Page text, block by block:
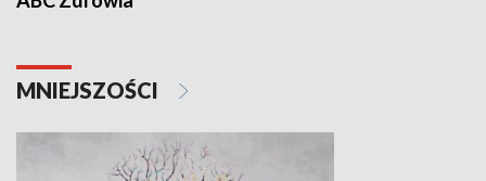
MNIEJSZOŚCI